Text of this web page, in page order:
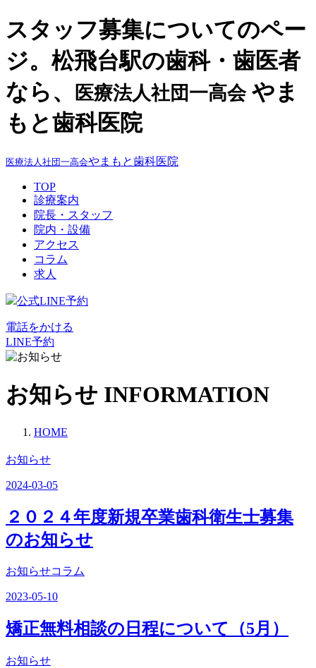
スタッフ募集についてのペー
ジ。松飛台駅の歯科・歯医者
なら、
医療法人社団一高会やま
もと歯科医院
医療法人社団一高会やまもと歯科医院
TOP
診療案内
院長・スタッフ
院内・設備
アクセス
コラム
求人
公式LINE予約
電話をかける
LINE予約
お知らせ INFORMATION
HOME
お知らせ
2024-03-05
２０２４年度新規卒業歯科衛生士募集
のお知らせ
お知らせコラム
2023-05-10
矯正無料相談の日程について（5月）
お知らせ